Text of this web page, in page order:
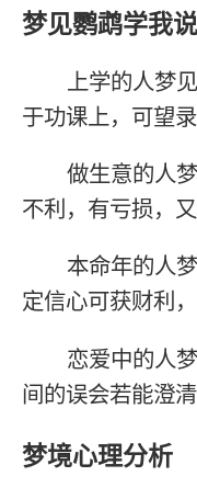
梦见鹦鹉学我
上学的人梦
于功课上，可望录
做生意的人
不利，有亏损，
本命年的人
定信心可获财利，
恋爱中的人
间的误会若能澄清
梦境心理分析